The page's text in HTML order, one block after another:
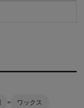
ワックス